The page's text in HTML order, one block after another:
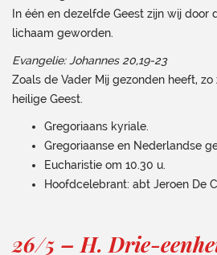
In één en dezelfde Geest zijn wij door
lichaam geworden.
Evangelie: Johannes 20,19-23
Zoals de Vader Mij gezonden heeft,
heilige Geest.
Gregoriaans kyriale.
Gregoriaanse en Nederlandse
Eucharistie om 10.30 u.
Hoofdcelebrant: abt Jeroen De
26/5 – H. Drie-